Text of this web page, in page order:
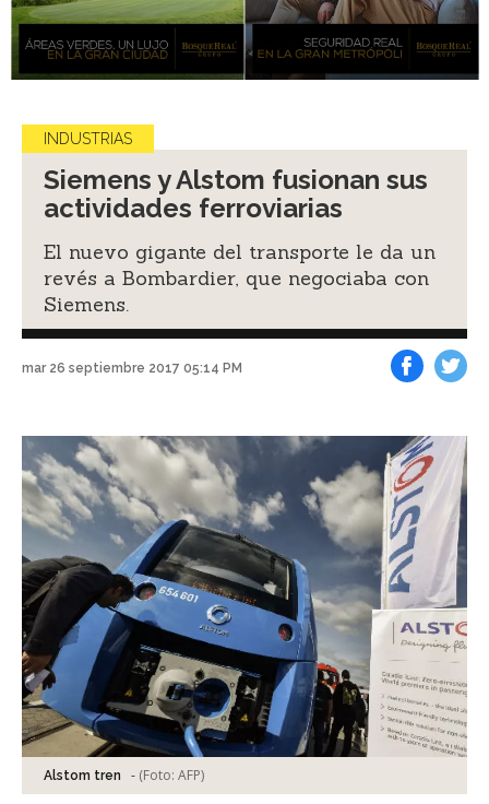
INDUSTRIAS
Siemens y Alstom fusionan sus
actividades ferroviarias
El nuevo gigante del transporte le da un
revés a Bombardier, que negociaba con
Siemens.
mar 26 septiembre 2017 05:14 PM
Alstom tren - (Foto: AFP)